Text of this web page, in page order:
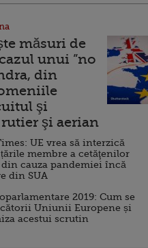
măsuri de
unui ”no
din
şi
şi aerian
UE vrea să interzică
membre a cetăţenilor
cauza pandemiei încă
din SUA
2019: Cum se
Uniunii Europene și
acestui scrutin